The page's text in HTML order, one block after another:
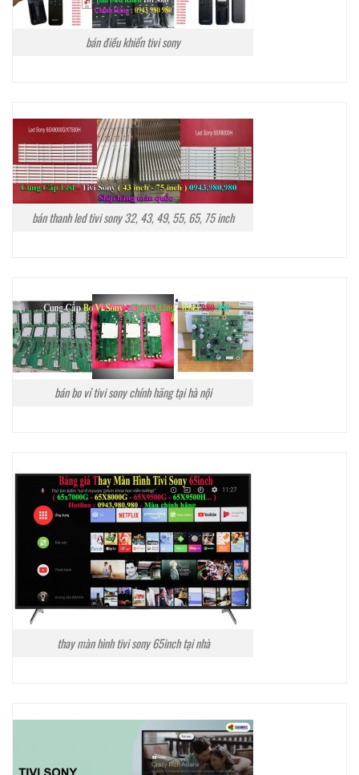
bán điều khiển tivi sony
bán thanh led tivi sony 32, 43, 49, 55, 65, 75 inch
bán bo vỉ tivi sony chính hãng tại hà nội
thay màn hình tivi sony 65inch tại nhà